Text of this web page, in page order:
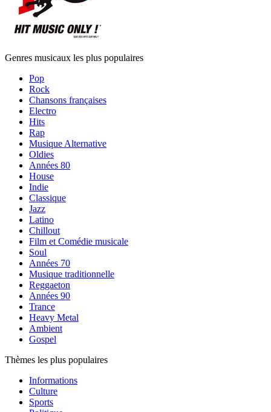
Genres musicaux les plus populaires
Pop
Rock
Chansons françaises
Electro
Hits
Rap
Musique Alternative
Oldies
Années 80
House
Indie
Classique
Jazz
Latino
Chillout
Film et Comédie musicale
Soul
Années 70
Musique traditionnelle
Reggaeton
Années 90
Trance
Heavy Metal
Ambient
Gospel
Thèmes les plus populaires
Informations
Culture
Sports